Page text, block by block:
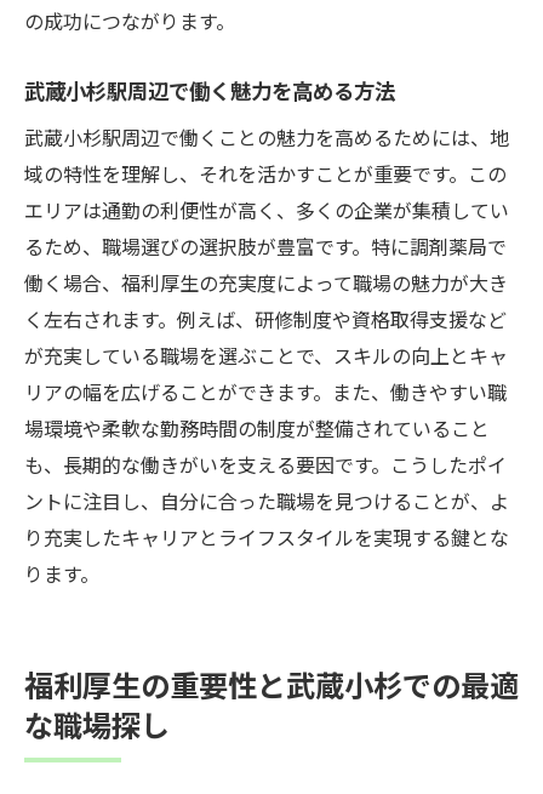
の成功につながります。
武蔵小杉駅周辺で働く魅力を高める方法
武蔵小杉駅周辺で働くことの魅力を高めるためには、地
域の特性を理解し、それを活かすことが重要です。この
エリアは通勤の利便性が高く、多くの企業が集積してい
るため、職場選びの選択肢が豊富です。特に調剤薬局で
働く場合、福利厚生の充実度によって職場の魅力が大き
く左右されます。例えば、研修制度や資格取得支援など
が充実している職場を選ぶことで、スキルの向上とキャ
リアの幅を広げることができます。また、働きやすい職
場環境や柔軟な勤務時間の制度が整備されていること
も、長期的な働きがいを支える要因です。こうしたポイ
ントに注目し、自分に合った職場を見つけることが、よ
り充実したキャリアとライフスタイルを実現する鍵とな
ります。
福利厚生の重要性と武蔵小杉での最適
な職場探し